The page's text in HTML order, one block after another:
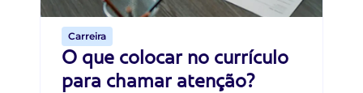
Carreira
O que colocar no currículo
para chamar atenção?